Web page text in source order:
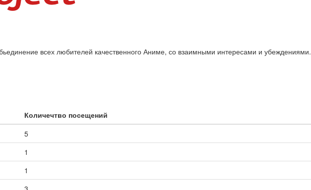
всех любителей качественного Аниме, со взаимными интересами и убеждениями.
Количечтво посещений
5
1
1